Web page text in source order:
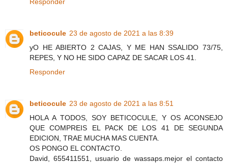
Responder
beticocule 23 de agosto de 2021 a las 8:39
yO HE ABIERTO 2 CAJAS, Y ME HAN SSALIDO 73/75,
REPES, Y NO HE SIDO CAPAZ DE SACAR LOS 41.
Responder
beticocule 23 de agosto de 2021 a las 8:51
HOLA A TODOS, SOY BETICOCULE, Y OS ACONSEJO
QUE COMPREIS EL PACK DE LOS 41 DE SEGUNDA
EDICION, TRAE MUCHA MAS CUENTA.
OS PONGO EL CONTACTO.
David, 655411551, usuario de wassaps.mejor el contacto